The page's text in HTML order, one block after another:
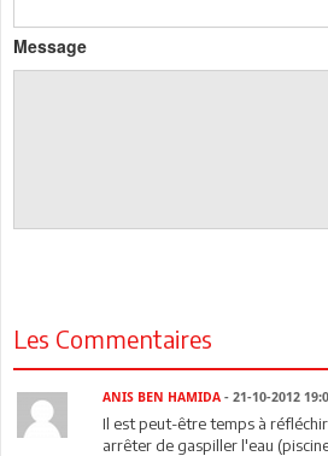
Message
Les Commentaires
ANIS BEN HAMIDA - 21-10-2012
Il est peut-être temps à
arrêter de gaspiller l'eau